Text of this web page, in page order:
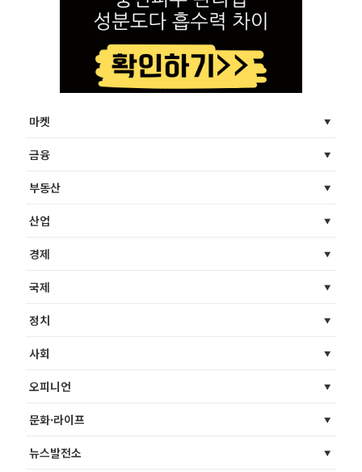
마켓
금융
부동산
산업
경제
국제
정치
사회
오피니언
문화·라이프
뉴스발전소